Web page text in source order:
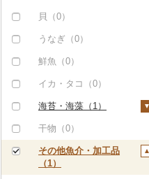
アグー豚（0）
その他豚肉（精肉）
ー（0）
ベーコン・サラミ
その他豚肉（加工品）
（49）
スカン）（0）
鴨肉（1）
猪肉（0）
その他肉・加工品
（0）
たらこ（0）
貝（0）
うなぎ（0）
鮮魚（0）
イカ・タコ（0）
海苔・海藻（1）
海苔（0）
わかめ（0）
ひじき（0）
干物（0）
その他魚介・加工品
（1）